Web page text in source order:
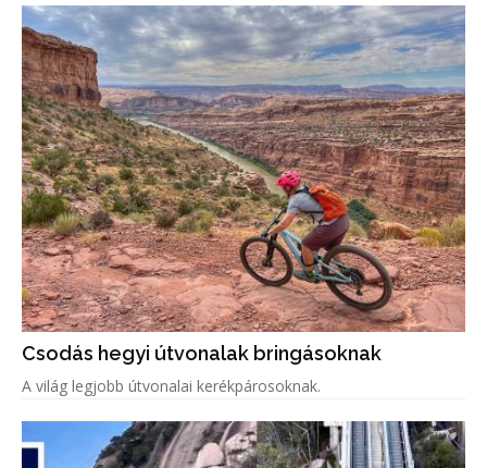
Csodás hegyi útvonalak bringásoknak
A világ legjobb útvonalai kerékpárosoknak.